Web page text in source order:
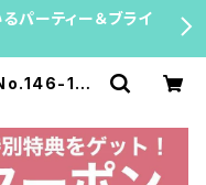
パーティー＆ブライ
101
門店】